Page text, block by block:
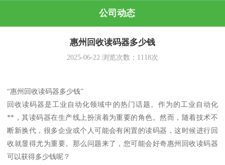
公司动态
惠州回收读码器多少钱
2025-06-22 浏览次数： 1118次
“惠州回收读码器多少钱”
回收读码器是工业自动化领域中的热门话题。作为的工业自动化
**，其读码器在生产线上扮演着为重要的角色。然而，随着技术不
断新换代，很多企业或个人可能会有闲置的读码器，这时候进行回
收就显得尤为重要。那么问题来了，您可能会好奇惠州回收读码器
可以获得多少钱呢？